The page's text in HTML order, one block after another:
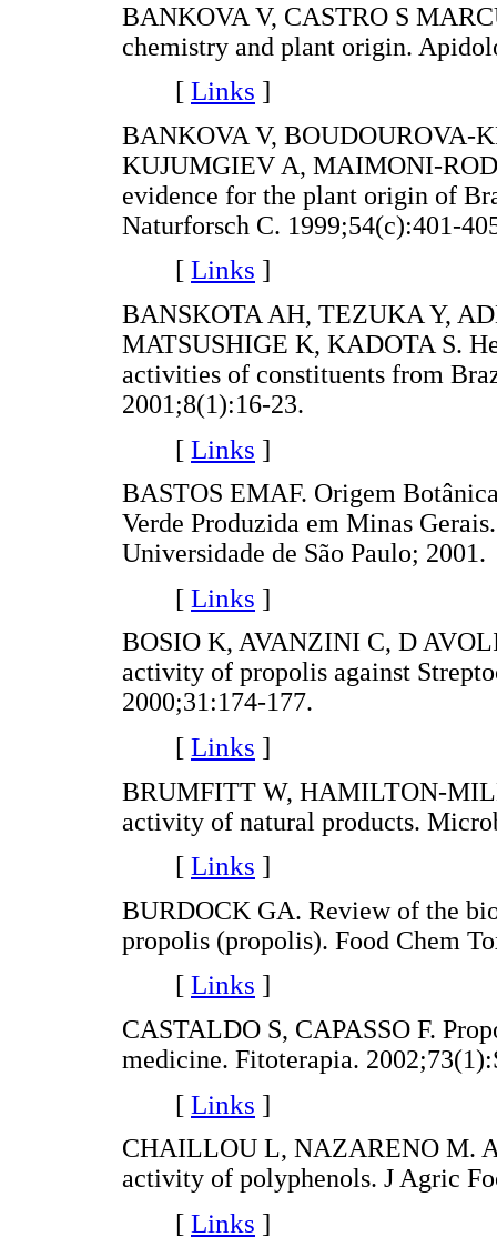
BANKOVA V, CASTRO S
chemistry and plant origin.
[ Links ]
BANKOVA V, BOUDOUROVA-
KUJUMGIEV A, MAIMONI-
evidence for the plant origin of
Naturforsch C. 1999;54(c):401-
[ Links ]
BANSKOTA AH, TEZUKA Y,
MATSUSHIGE K, KADOTA S.
activities of constituents from
2001;8(1):16-23.
[ Links ]
BASTOS EMAF. Origem
Verde Produzida em Minas
Universidade de São Paulo; 2001.
[ Links ]
BOSIO K, AVANZINI C, D
activity of propolis against
2000;31:174-177.
[ Links ]
BRUMFITT W, HAMILTON-
activity of natural products.
[ Links ]
BURDOCK GA. Review of the
propolis (propolis). Food Chem
[ Links ]
CASTALDO S, CAPASSO F.
medicine. Fitoterapia.
[ Links ]
CHAILLOU L, NAZARENO M.
activity of polyphenols. J Agric
[ Links ]